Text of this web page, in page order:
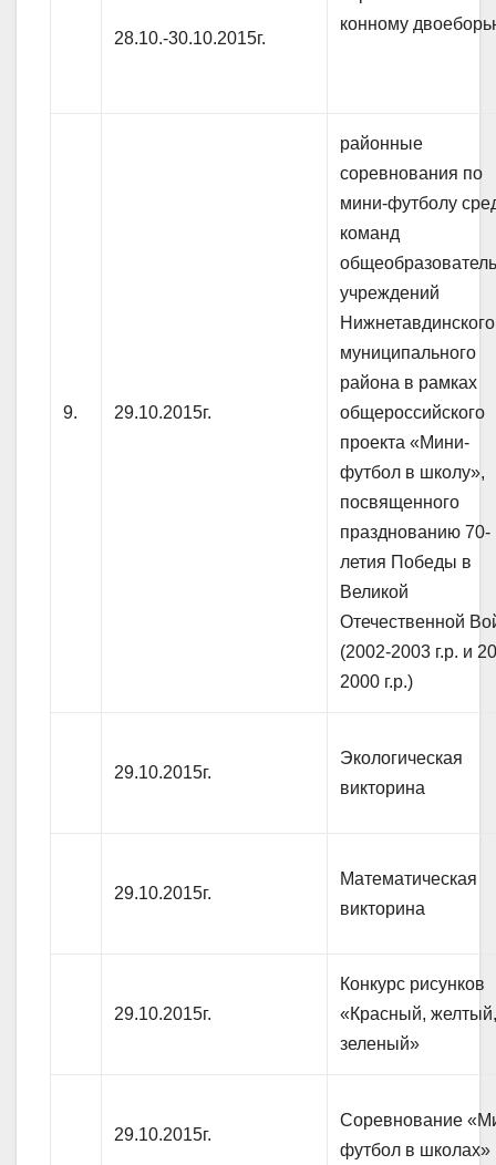
28.10.-30.10.2015г.
конному
9. 29.10.2015г.
районные
соревнования по
мини-футболу
команд
учреждений
Нижнетавдинского
муниципального
района в рамках
общероссийского
проекта «Мини-
футбол в школу»,
посвященного
празднованию 70-
летия Победы в
Великой
Отечественной
(2002-2003 г.р. и
2000 г.р.)
29.10.2015г.
Экологическая
викторина
29.10.2015г.
Математическая
викторина
29.10.2015г.
Конкурс рисунков
«Красный,
зеленый»
29.10.2015г.
Соревнование
футбол в школах»